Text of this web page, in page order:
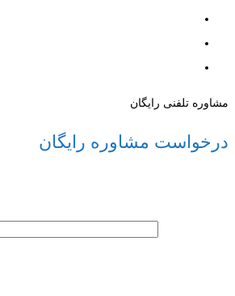
مشاوره تلفنی رایگان
درخواست مشاوره رایگان